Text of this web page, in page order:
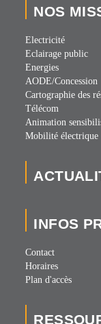
NOS
Electricité
Eclairage public
Energies
AODE/Concession
Cartographie des
Télécom
Animation
Mobilité électrique
INFOS
Contact
Horaires
Plan d'accès